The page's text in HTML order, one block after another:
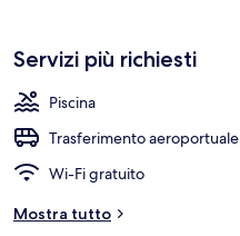
Servizi più richiesti
Piscina
Trasferimento aeroportuale
Wi-Fi gratuito
Mostra tutto